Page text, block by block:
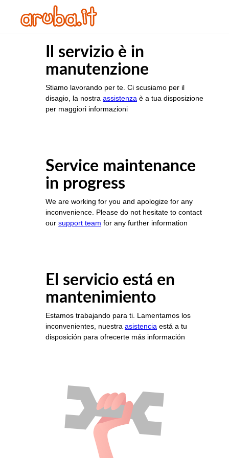
Il servizio è in
manutenzione
Stiamo lavorando per te. Ci scusiamo per il
disagio, la nostra assistenza è a tua disposizione
per maggiori informazioni
Service maintenance
in progress
We are working for you and apologize for any
inconvenience. Please do not hesitate to contact
our support team for any further information
El servicio está en
mantenimiento
Estamos trabajando para ti. Lamentamos los
inconvenientes, nuestra asistencia está a tu
disposición para ofrecerte más información